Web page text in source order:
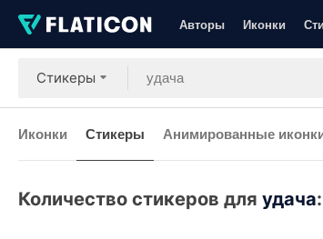
Авторы Иконки
Стикеры
Иконки Стикеры Анимированные
Количество стикеров для удача: